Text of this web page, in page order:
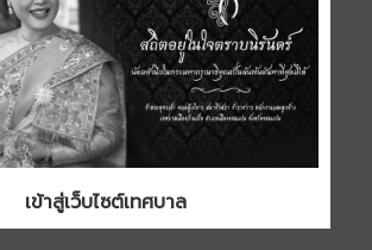
เข้าสู่เว็บไซต์เทศบาล